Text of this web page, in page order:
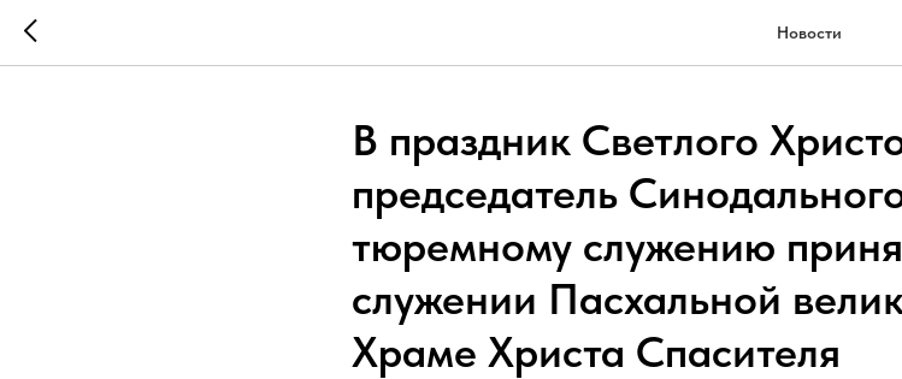
Новости
В праздник Светлого
председатель
тюремному служению
служении Пасхальной
Храме Христа Спасителя